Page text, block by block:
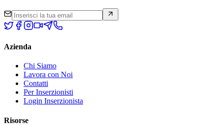
Azienda
Chi Siamo
Lavora con Noi
Contatti
Per Inserzionisti
Login Inserzionista
Risorse